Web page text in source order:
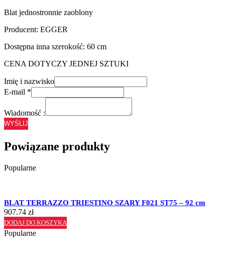
Blat jednostronnie zaoblony
Producent: EGGER
Dostępna inna szerokość: 60 cm
CENA DOTYCZY JEDNEJ SZTUKI
Imię i nazwisko
E-mail *
Wiadomość :
WYŚLIJ
Powiązane produkty
Popularne
BLAT TERRAZZO TRIESTINO SZARY F021 ST75 – 92 cm
907.74 zł
DODAJ DO KOSZYKA
Popularne